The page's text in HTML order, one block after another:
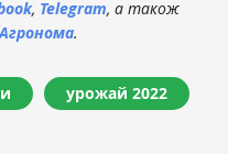
, Telegram, а також
.
урожай 2022